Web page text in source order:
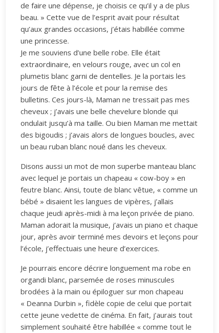
de faire une dépense, je choisis ce qu’il y a de plus
beau. » Cette vue de l’esprit avait pour résultat
qu’aux grandes occasions, j’étais habillée comme
une princesse.
Je me souviens d’une belle robe. Elle était
extraordinaire, en velours rouge, avec un col en
plumetis blanc garni de dentelles. Je la portais les
jours de fête à l’école et pour la remise des
bulletins. Ces jours-là, Maman ne tressait pas mes
cheveux ; j’avais une belle chevelure blonde qui
ondulait jusqu’à ma taille. Ou bien Maman me mettait
des bigoudis ; j’avais alors de longues boucles, avec
un beau ruban blanc noué dans les cheveux.
Disons aussi un mot de mon superbe manteau blanc
avec lequel je portais un chapeau « cow-boy » en
feutre blanc. Ainsi, toute de blanc vêtue, « comme un
bébé » disaient les langues de vipères, j’allais
chaque jeudi après-midi à ma leçon privée de piano.
Maman adorait la musique, j’avais un piano et chaque
jour, après avoir terminé mes devoirs et leçons pour
l’école, j’effectuais une heure d’exercices.
Je pourrais encore décrire longuement ma robe en
organdi blanc, parsemée de roses minuscules
brodées à la main ou épiloguer sur mon chapeau
« Deanna Durbin », fidèle copie de celui que portait
cette jeune vedette de cinéma. En fait, j’aurais tout
simplement souhaité être habillée « comme tout le